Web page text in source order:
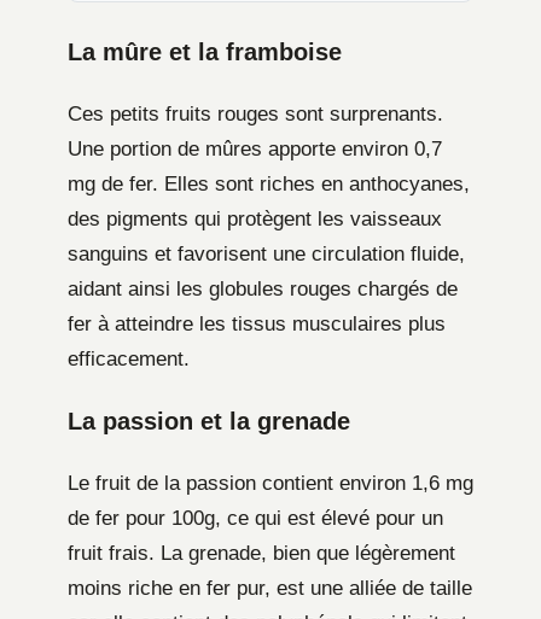
La mûre et la framboise
Ces petits fruits rouges sont surprenants.
Une portion de mûres apporte environ 0,7
mg de fer. Elles sont riches en anthocyanes,
des pigments qui protègent les vaisseaux
sanguins et favorisent une circulation fluide,
aidant ainsi les globules rouges chargés de
fer à atteindre les tissus musculaires plus
efficacement.
La passion et la grenade
Le fruit de la passion contient environ 1,6 mg
de fer pour 100g, ce qui est élevé pour un
fruit frais. La grenade, bien que légèrement
moins riche en fer pur, est une alliée de taille